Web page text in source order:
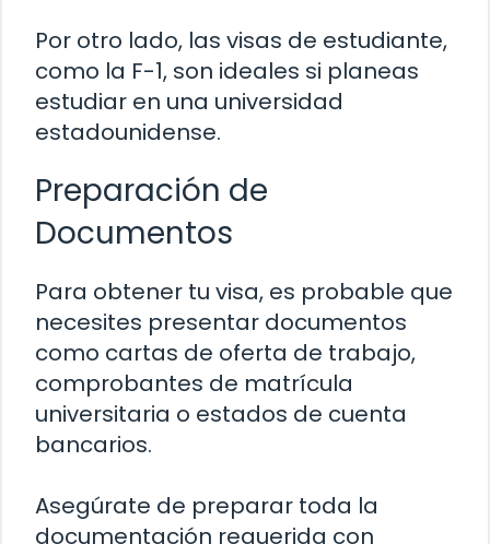
Por otro lado, las visas de estudiante,
como la F-1, son ideales si planeas
estudiar en una universidad
estadounidense.
Preparación de
Documentos
Para obtener tu visa, es probable que
necesites presentar documentos
como cartas de oferta de trabajo,
comprobantes de matrícula
universitaria o estados de cuenta
bancarios.
Asegúrate de preparar toda la
documentación requerida con